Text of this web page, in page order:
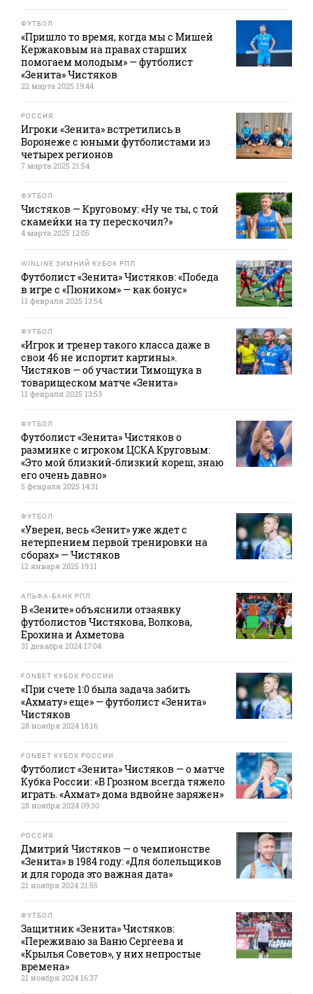
ФУТБОЛ
«Пришло то время, когда мы с Мишей
Кержаковым на правах старших
помогаем молодым» — футболист
«Зенита» Чистяков
22 марта 2025 19:44
РОССИЯ
Игроки «Зенита» встретились в
Воронеже с юными футболистами из
четырех регионов
7 марта 2025 21:54
ФУТБОЛ
Чистяков — Круговому: «Ну че ты, с той
скамейки на ту перескочил?»
4 марта 2025 12:05
WINLINE ЗИМНИЙ КУБОК РПЛ
Футболист «Зенита» Чистяков: «Победа
в игре с «Пюником» — как бонус»
11 февраля 2025 13:54
ФУТБОЛ
«Игрок и тренер такого класса даже в
свои 46 не испортит картины».
Чистяков — об участии Тимощука в
товарищеском матче «Зенита»
11 февраля 2025 13:53
ФУТБОЛ
Футболист «Зенита» Чистяков о
разминке с игроком ЦСКА Круговым:
«Это мой близкий‑близкий кореш, знаю
его очень давно»
5 февраля 2025 14:31
ФУТБОЛ
«Уверен, весь «Зенит» уже ждет с
нетерпением первой тренировки на
сборах» — Чистяков
12 января 2025 19:11
АЛЬФА-БАНК РПЛ
В «Зените» объяснили отзаявку
футболистов Чистякова, Волкова,
Ерохина и Ахметова
31 декабря 2024 17:04
FONBET КУБОК РОССИИ
«При счете 1:0 была задача забить
«Ахмату» еще» — футболист «Зенита»
Чистяков
28 ноября 2024 18:16
FONBET КУБОК РОССИИ
Футболист «Зенита» Чистяков — о матче
Кубка России: «В Грозном всегда тяжело
играть. «Ахмат» дома вдвойне заряжен»
28 ноября 2024 09:30
РОССИЯ
Дмитрий Чистяков — о чемпионстве
«Зенита» в 1984 году: «Для болельщиков
и для города это важная дата»
21 ноября 2024 21:55
ФУТБОЛ
Защитник «Зенита» Чистяков:
«Переживаю за Ваню Сергеева и
«Крылья Советов», у них непростые
времена»
21 ноября 2024 16:37